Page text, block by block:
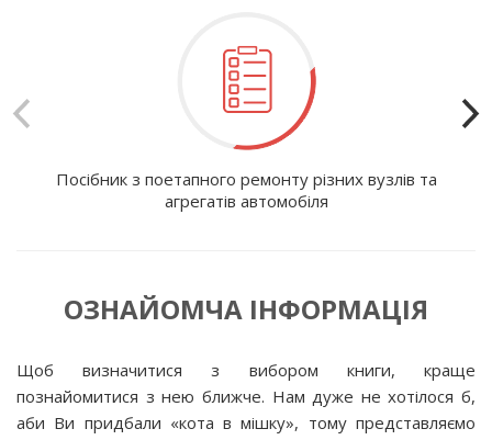
Посібник з поетапного ремонту різних вузлів та
агрегатів автомобіля
ОЗНАЙОМЧА ІНФОРМАЦІЯ
Щоб визначитися з вибором книги, краще
познайомитися з нею ближче. Нам дуже не хотілося б,
аби Ви придбали «кота в мішку», тому представляємо